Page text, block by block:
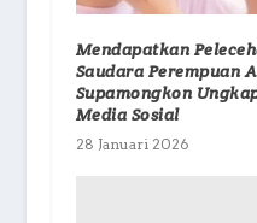
Mendapatkan
Saudara Perempuan
Supamongkon
Media Sosial
28 Januari 2026